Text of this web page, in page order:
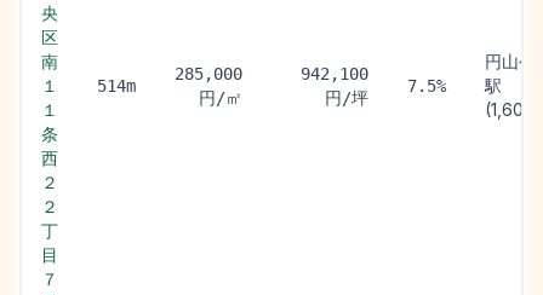
央
区
南
１
１
条
西
２
２
丁
目
７
514m
285,000
円/㎡
942,100
円/坪
7.5%
円山公
駅